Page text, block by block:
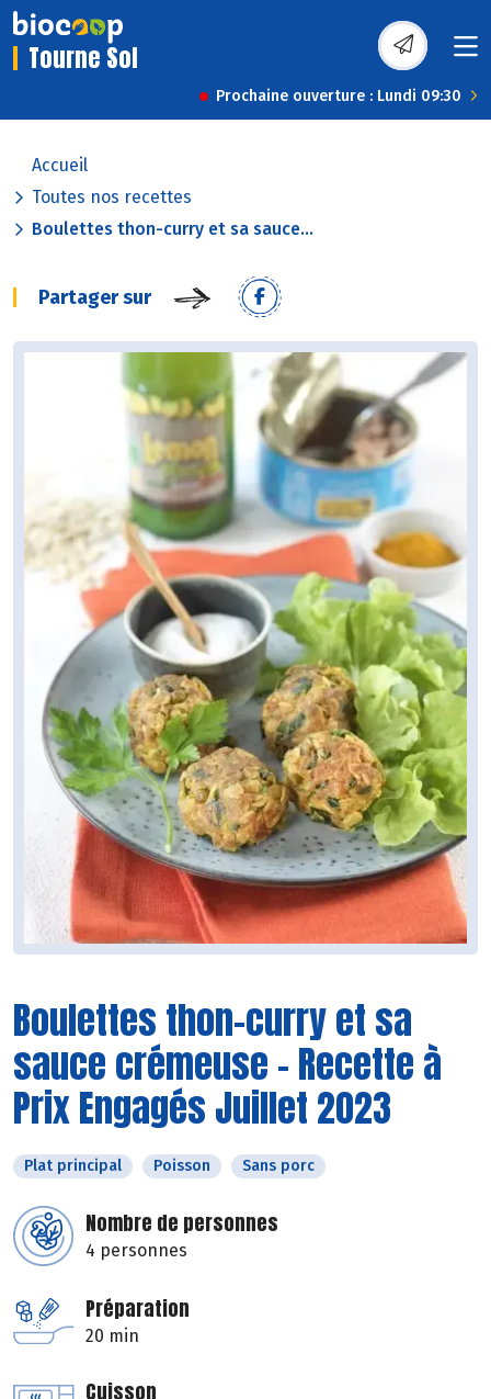
Tourne Sol
Prochaine ouverture : Lundi 09:30
Accueil
Toutes nos recettes
Boulettes thon-curry et sa sauce...
Partager sur
Boulettes thon-curry et sa
sauce crémeuse - Recette à
Prix Engagés Juillet 2023
Plat principal Poisson Sans porc
Nombre de personnes
4 personnes
Préparation
20 min
Cuisson